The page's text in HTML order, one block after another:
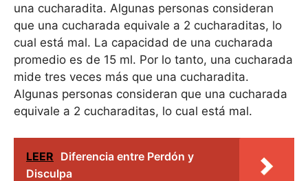
una cucharadita. Algunas personas consideran
que una cucharada equivale a 2 cucharaditas, lo
cual está mal. La capacidad de una cucharada
promedio es de 15 ml. Por lo tanto, una cucharada
mide tres veces más que una cucharadita.
Algunas personas consideran que una cucharada
equivale a 2 cucharaditas, lo cual está mal.
LEER Diferencia entre Perdón y
Disculpa